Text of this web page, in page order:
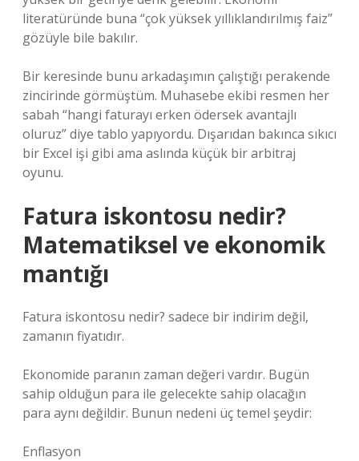
literatüründe buna “çok yüksek yıllıklandırılmış faiz”
gözüyle bile bakılır.
Bir keresinde bunu arkadaşımın çalıştığı perakende
zincirinde görmüştüm. Muhasebe ekibi resmen her
sabah “hangi faturayı erken ödersek avantajlı
oluruz” diye tablo yapıyordu. Dışarıdan bakınca sıkıcı
bir Excel işi gibi ama aslında küçük bir arbitraj
oyunu.
Fatura iskontosu nedir?
Matematiksel ve ekonomik
mantığı
Fatura iskontosu nedir? sadece bir indirim değil,
zamanın fiyatıdır.
Ekonomide paranın zaman değeri vardır. Bugün
sahip olduğun para ile gelecekte sahip olacağın
para aynı değildir. Bunun nedeni üç temel şeydir:
Enflasyon